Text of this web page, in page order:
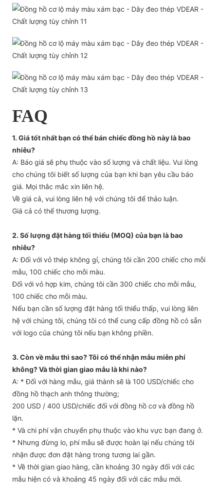
FAQ
1. Giá tốt nhất bạn có thể bán chiếc đồng hồ này là bao
nhiêu?
A: Báo giá sẽ phụ thuộc vào số lượng và chất liệu. Vui lòng
cho chúng tôi biết số lượng của bạn khi bạn yêu cầu báo
giá. Mọi thắc mắc xin liên hệ.
Về giá cả, vui lòng liên hệ với chúng tôi để thảo luận.
Giá cả có thể thương lượng.
2. Số lượng đặt hàng tối thiểu (MOQ) của bạn là bao
nhiêu?
A: Đối với vỏ thép không gỉ, chúng tôi cần 200 chiếc cho mỗi
mẫu, 100 chiếc cho mỗi màu.
Đối với vỏ hợp kim, chúng tôi cần 300 chiếc cho mỗi mẫu,
100 chiếc cho mỗi màu.
Nếu bạn cần số lượng đặt hàng tối thiểu thấp, vui lòng liên
hệ với chúng tôi, chúng tôi có thể cung cấp đồng hồ có sẵn
với logo của chúng tôi nếu bạn không phiền.
3. Còn về mẫu thì sao? Tôi có thể nhận mẫu miễn phí
không? Và thời gian giao mẫu là khi nào?
A: * Đối với hàng mẫu, giá thành sẽ là 100 USD/chiếc cho
đồng hồ thạch anh thông thường;
200 USD / 400 USD/chiếc đối với đồng hồ cơ và đồng hồ
lặn.
* Và chi phí vận chuyển phụ thuộc vào khu vực bạn đang ở.
* Nhưng đừng lo, phí mẫu sẽ được hoàn lại nếu chúng tôi
nhận được đơn đặt hàng trong tương lai gần.
* Về thời gian giao hàng, cần khoảng 30 ngày đối với các
mẫu hiện có và khoảng 45 ngày đối với các mẫu mới.